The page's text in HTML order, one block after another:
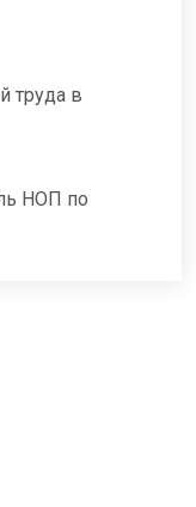
труда в
НОП по